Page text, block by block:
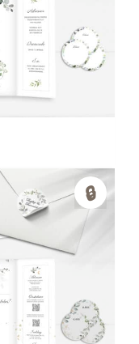
🔒